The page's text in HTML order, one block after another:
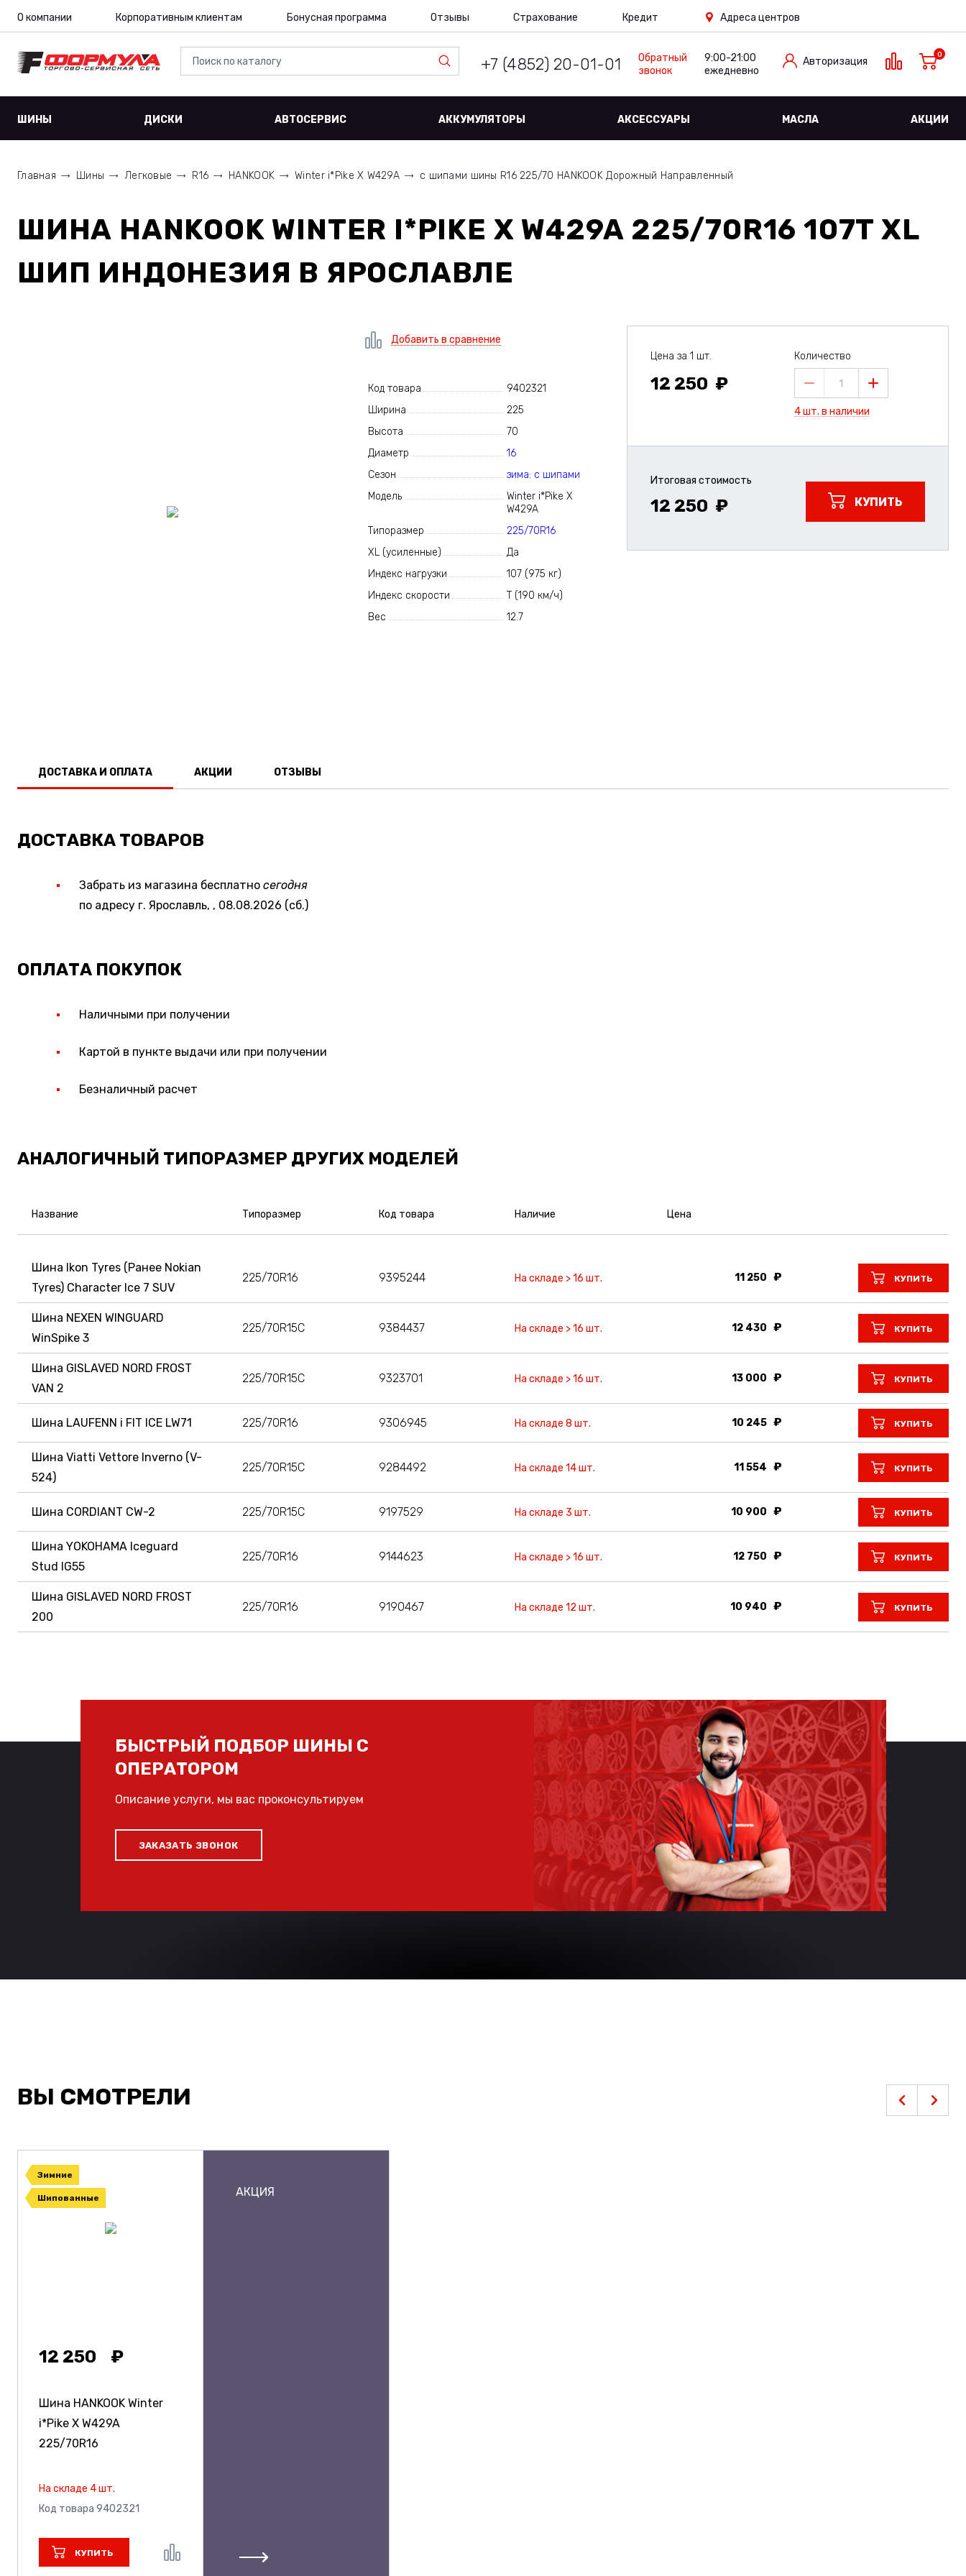
О компании Корпоративным клиентам Бонусная программа Отзывы Страхование Кредит Адреса центров
+7 (4852) 20-01-01
Обратный
звонок
9:00-21:00
ежедневно
Авторизация
0
ШИНЫ ДИСКИ АВТОСЕРВИС АККУМУЛЯТОРЫ АКСЕССУАРЫ МАСЛА АКЦИИ
Главная Шины Легковые R16 HANKOOK Winter i*Pike X W429A с шипами шины R16 225/70 HANKOOK Дорожный Направленный
ШИНА HANKOOK WINTER I*PIKE X W429A 225/70R16 107T XL
ШИП ИНДОНЕЗИЯ В ЯРОСЛАВЛЕ
Добавить в сравнение
Код товара
9402321
Ширина
225
Высота
70
Диаметр
16
Сезон
зима: с шипами
Модель
Winter i*Pike X
W429A
Типоразмер
225/70R16
XL (усиленные)
Да
Индекс нагрузки
107 (975 кг)
Индекс скорости
T (190 км/ч)
Вес
12.7
Цена за 1 шт.
12 250
Количество
1
4 шт. в наличии
Итоговая стоимость
12 250 КУПИТЬ
ДОСТАВКА И ОПЛАТА АКЦИИ ОТЗЫВЫ
ДОСТАВКА ТОВАРОВ
Забрать из магазина бесплатно сегодня
по адресу г. Ярославль, , 08.08.2026 (сб.)
ОПЛАТА ПОКУПОК
Наличными при получении
Картой в пункте выдачи или при получении
Безналичный расчет
АНАЛОГИЧНЫЙ ТИПОРАЗМЕР ДРУГИХ МОДЕЛЕЙ
Название Типоразмер Код товара Наличие Цена
Шина Ikon Tyres (Ранее Nokian
Tyres) Character Ice 7 SUV
225/70R16 9395244 На складе > 16 шт. 11 250 КУПИТЬ
Шина NEXEN WINGUARD
WinSpike 3
225/70R15C 9384437 На складе > 16 шт. 12 430 КУПИТЬ
Шина GISLAVED NORD FROST
VAN 2
225/70R15C 9323701 На складе > 16 шт. 13 000 КУПИТЬ
Шина LAUFENN i FIT ICE LW71 225/70R16 9306945 На складе 8 шт. 10 245 КУПИТЬ
Шина Viatti Vettore Inverno (V-
524)
225/70R15C 9284492 На складе 14 шт. 11 554 КУПИТЬ
Шина CORDIANT CW-2 225/70R15C 9197529 На складе 3 шт. 10 900 КУПИТЬ
Шина YOKOHAMA Iceguard
Stud IG55
225/70R16 9144623 На складе > 16 шт. 12 750 КУПИТЬ
Шина GISLAVED NORD FROST
200
225/70R16 9190467 На складе 12 шт. 10 940 КУПИТЬ
БЫСТРЫЙ ПОДБОР ШИНЫ С
ОПЕРАТОРОМ
Описание услуги, мы вас проконсультируем
ЗАКАЗАТЬ ЗВОНОК
ВЫ СМОТРЕЛИ
Зимние
Шипованные
12 250
Шина HANKOOK Winter
i*Pike X W429A
225/70R16
На складе 4 шт.
Код товара 9402321
КУПИТЬ
АКЦИЯ